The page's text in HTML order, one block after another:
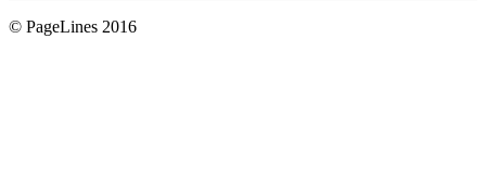
© PageLines 2016